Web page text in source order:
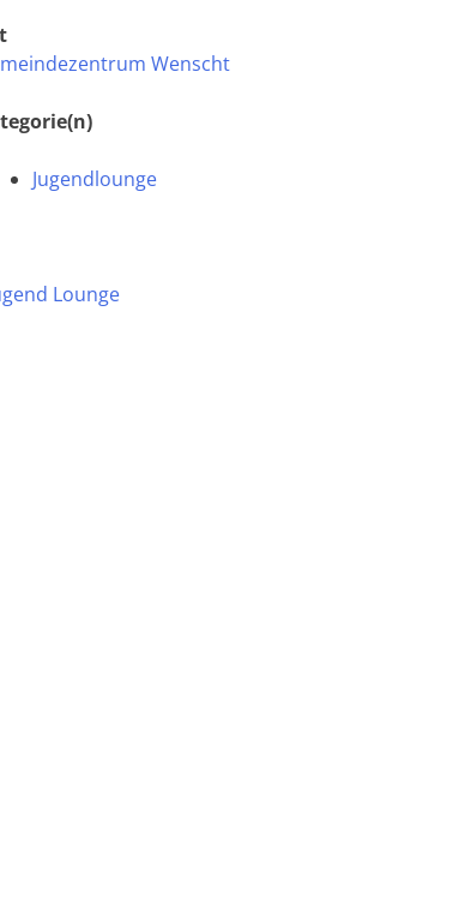
Wenscht
Jugendlounge
Lounge